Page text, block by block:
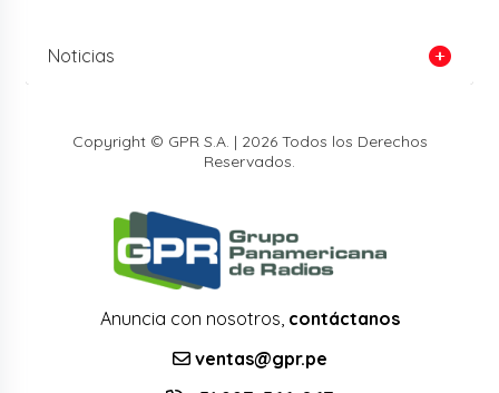
Noticias
Copyright © GPR S.A. | 2026 Todos los Derechos
Reservados.
Anuncia con nosotros, contáctanos
ventas@gpr.pe